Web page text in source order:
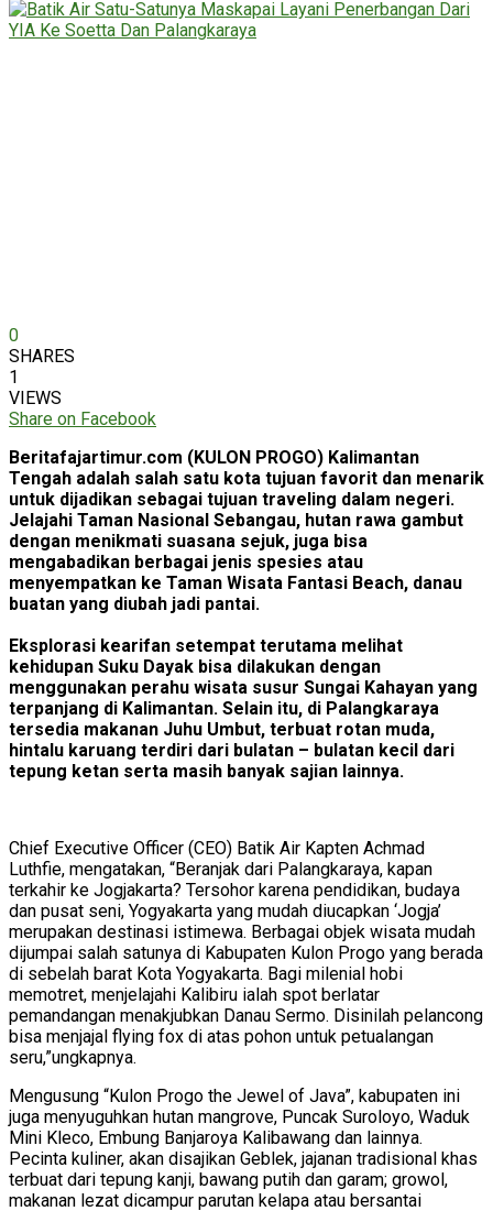
0
SHARES
1
VIEWS
Share on Facebook
Beritafajartimur.com (KULON PROGO) Kalimantan
Tengah adalah salah satu kota tujuan favorit dan menarik
untuk dijadikan sebagai tujuan traveling dalam negeri.
Jelajahi Taman Nasional Sebangau, hutan rawa gambut
dengan menikmati suasana sejuk, juga bisa
mengabadikan berbagai jenis spesies atau
menyempatkan ke Taman Wisata Fantasi Beach, danau
buatan yang diubah jadi pantai.
Eksplorasi kearifan setempat terutama melihat
kehidupan Suku Dayak bisa dilakukan dengan
menggunakan perahu wisata susur Sungai Kahayan yang
terpanjang di Kalimantan. Selain itu, di Palangkaraya
tersedia makanan Juhu Umbut, terbuat rotan muda,
hintalu karuang terdiri dari bulatan – bulatan kecil dari
tepung ketan serta masih banyak sajian lainnya.
Chief Executive Officer (CEO) Batik Air Kapten Achmad
Luthfie, mengatakan, “Beranjak dari Palangkaraya, kapan
terkahir ke Jogjakarta? Tersohor karena pendidikan, budaya
dan pusat seni, Yogyakarta yang mudah diucapkan ‘Jogja’
merupakan destinasi istimewa. Berbagai objek wisata mudah
dijumpai salah satunya di Kabupaten Kulon Progo yang berada
di sebelah barat Kota Yogyakarta. Bagi milenial hobi
memotret, menjelajahi Kalibiru ialah spot berlatar
pemandangan menakjubkan Danau Sermo. Disinilah pelancong
bisa menjajal flying fox di atas pohon untuk petualangan
seru,”ungkapnya.
Mengusung “Kulon Progo the Jewel of Java”, kabupaten ini
juga menyuguhkan hutan mangrove, Puncak Suroloyo, Waduk
Mini Kleco, Embung Banjaroya Kalibawang dan lainnya.
Pecinta kuliner, akan disajikan Geblek, jajanan tradisional khas
terbuat dari tepung kanji, bawang putih dan garam; growol,
makanan lezat dicampur parutan kelapa atau bersantai